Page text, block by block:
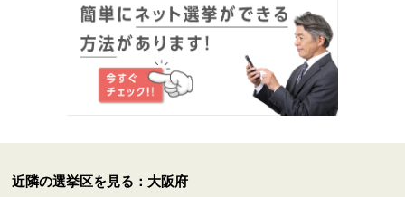
近隣の選挙区を見る：大阪府